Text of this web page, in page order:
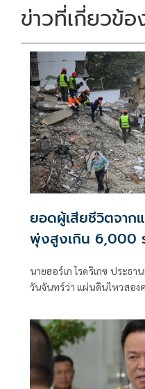
ข่าวที่เกี่ยวข้อ
ยอดผู้เสียชีวิตจากแ
พุ่งสูงเกิน 6,000
นายฮอร์เก โรดริเกซ ประธา
วันจันทร์ว่า แผ่นดินไหวสอง